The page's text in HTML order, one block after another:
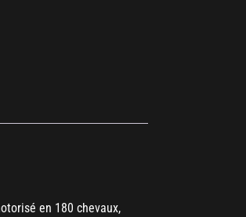
en 180 chevaux,